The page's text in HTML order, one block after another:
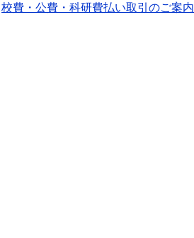
校費・公費・科研費払い取引のご案内